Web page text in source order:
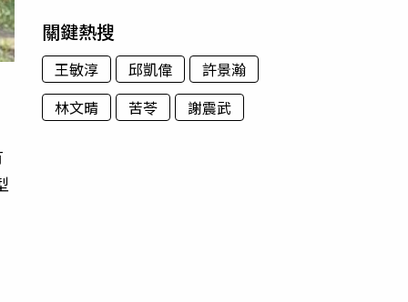
關鍵熱搜
王敏淳 邱凱偉
許景瀚
林文晴
苦苓 謝震武